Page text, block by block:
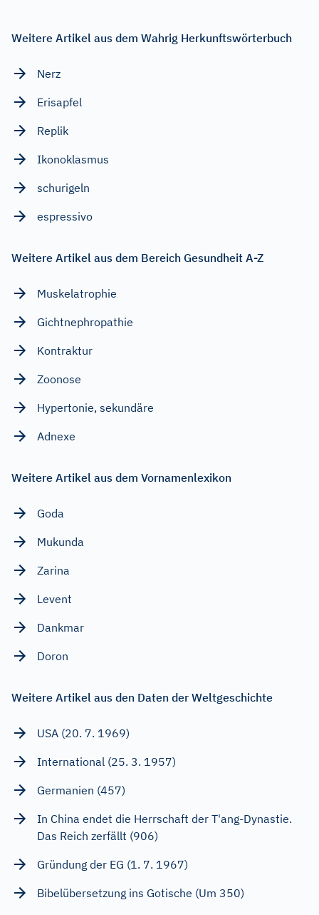
Weitere Artikel aus dem Wahrig Herkunftswörterbuch
Nerz
Erisapfel
Replik
Ikonoklasmus
schurigeln
espressivo
Weitere Artikel aus dem Bereich Gesundheit A-Z
Muskelatrophie
Gichtnephropathie
Kontraktur
Zoonose
Hypertonie, sekundäre
Adnexe
Weitere Artikel aus dem Vornamenlexikon
Goda
Mukunda
Zarina
Levent
Dankmar
Doron
Weitere Artikel aus den Daten der Weltgeschichte
USA (20. 7. 1969)
International (25. 3. 1957)
Germanien (457)
In China endet die Herrschaft der T'ang-Dynastie.
Das Reich zerfällt (906)
Gründung der EG (1. 7. 1967)
Bibelübersetzung ins Gotische (Um 350)